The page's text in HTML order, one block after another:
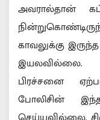
அவரால்தான்
காவலுக்கு
இயலவில்லை.
பிரச்சனை
போலிசின்